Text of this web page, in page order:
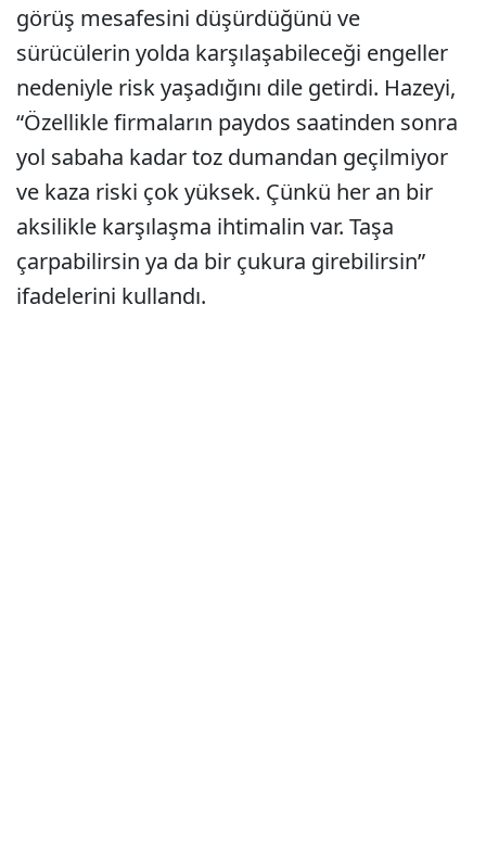
görüş mesafesini düşürdüğünü ve
sürücülerin yolda karşılaşabileceği engeller
nedeniyle risk yaşadığını dile getirdi. Hazeyi,
“Özellikle firmaların paydos saatinden sonra
yol sabaha kadar toz dumandan geçilmiyor
ve kaza riski çok yüksek. Çünkü her an bir
aksilikle karşılaşma ihtimalin var. Taşa
çarpabilirsin ya da bir çukura girebilirsin”
ifadelerini kullandı.